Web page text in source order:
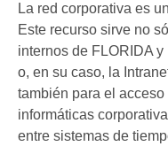
La red corporativa es
Este recurso sirve no
internos de FLORIDA
o, en su caso, la
también para el
informáticas
entre sistemas de